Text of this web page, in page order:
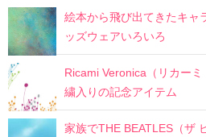
絵本から飛び出てきたキ
ッズウェアいろいろ
Ricami Veronica（リカー
繍入りの記念アイテム
家族でTHE BEATLES（ザ